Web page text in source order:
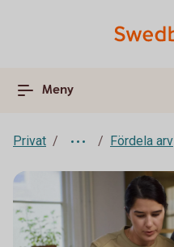
Meny
Privat Fördela arv